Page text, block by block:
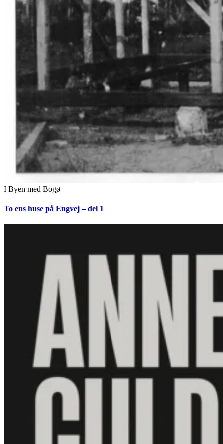
I Byen med Bogø
To ens huse på Engvej – del 1